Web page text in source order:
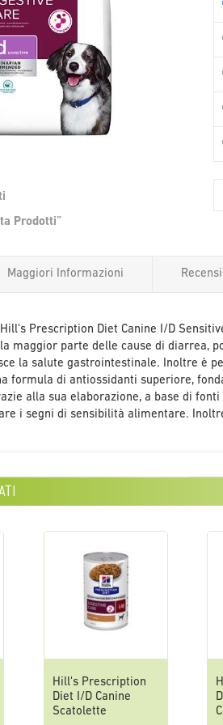
Prodotti”
all'inizio
di
Hill's Prescription Diet Canine I/D
maggior parte delle cause di diarrea,
la salute gastrointestinale. Inoltre è
formula di antiossidanti superiore,
alla sua elaborazione, a base di
i segni di sensibilità alimentare.
Maggiori Informazioni
Hill's Prescription
Diet I/D Canine
Scatolette